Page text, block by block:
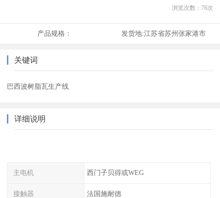
浏览次数： 76次
产品规格： 发货地:江苏省苏州张家港市
关键词
巴西波树脂瓦生产线
详细说明
主电机 西门子贝得或WEG
接触器 法国施耐德